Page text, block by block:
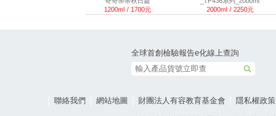
1200ml / 1700元
2000ml / 2250元
全球首創檢驗報告e化線上查詢
聯絡我們 網站地圖 財團法人有容教育基金會 隱私權政策